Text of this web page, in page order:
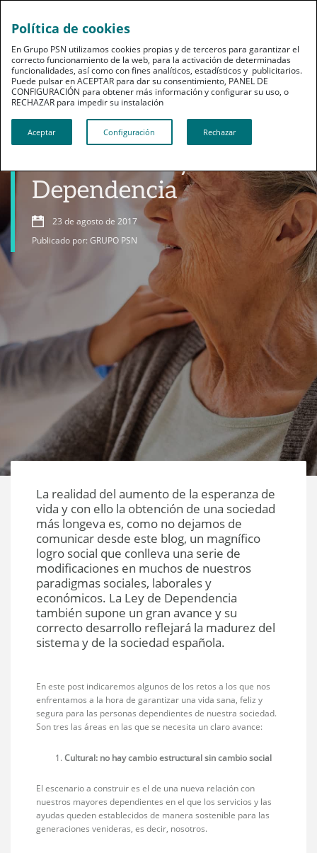
Dependencia
Dependencia
23 de agosto de 2017
Publicado por: GRUPO PSN
La realidad del aumento de la esperanza de
vida y con ello la obtención de una sociedad
más longeva es, como no dejamos de
comunicar desde este blog, un magnífico
logro social que conlleva una serie de
modificaciones en muchos de nuestros
paradigmas sociales, laborales y
económicos. La Ley de Dependencia
también supone un gran avance y su
correcto desarrollo reflejará la madurez del
sistema y de la sociedad española.
En este post indicaremos algunos de los retos a los que nos
enfrentamos a la hora de garantizar una vida sana, feliz y
segura para las personas dependientes de nuestra sociedad.
Son tres las áreas en las que se necesita un claro avance:
Cultural: no hay cambio estructural sin cambio social
El escenario a construir es el de una nueva relación con
nuestros mayores dependientes en el que los servicios y las
ayudas queden establecidos de manera sostenible para las
generaciones venideras, es decir, nosotros.
Política de cookies
En Grupo PSN utilizamos cookies propias y de terceros para garantizar el
correcto funcionamiento de la web, para la activación de determinadas
funcionalidades, así como con fines analíticos, estadísticos y publicitarios.
Puede pulsar en ACEPTAR para dar su consentimiento, PANEL DE
CONFIGURACIÓN para obtener más información y configurar su uso, o
RECHAZAR para impedir su instalación​​​​​​​
Aceptar Configuración Rechazar